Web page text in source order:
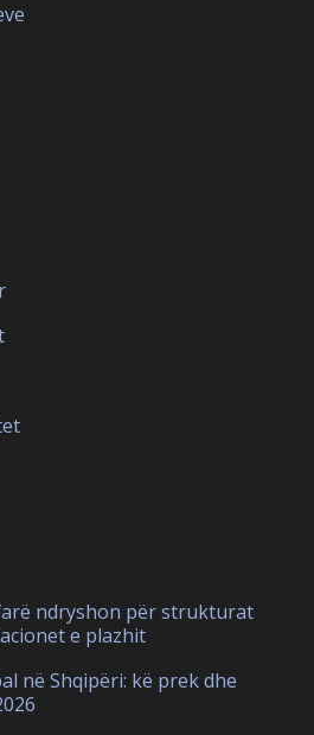
ndryshon për strukturat
e plazhit
në Shqipëri: kë prek dhe